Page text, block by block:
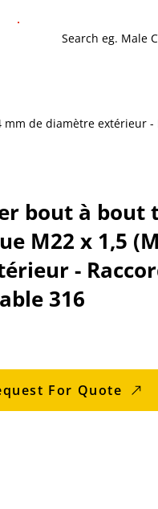
de diamètre extérieur -
bout à bout
M22 x 1,5
-
316
For Quote